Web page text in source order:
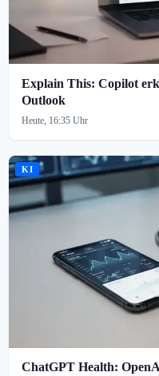
Explain This: Copilot
Outlook
Heute, 16:35 Uhr
KI
ChatGPT Health: